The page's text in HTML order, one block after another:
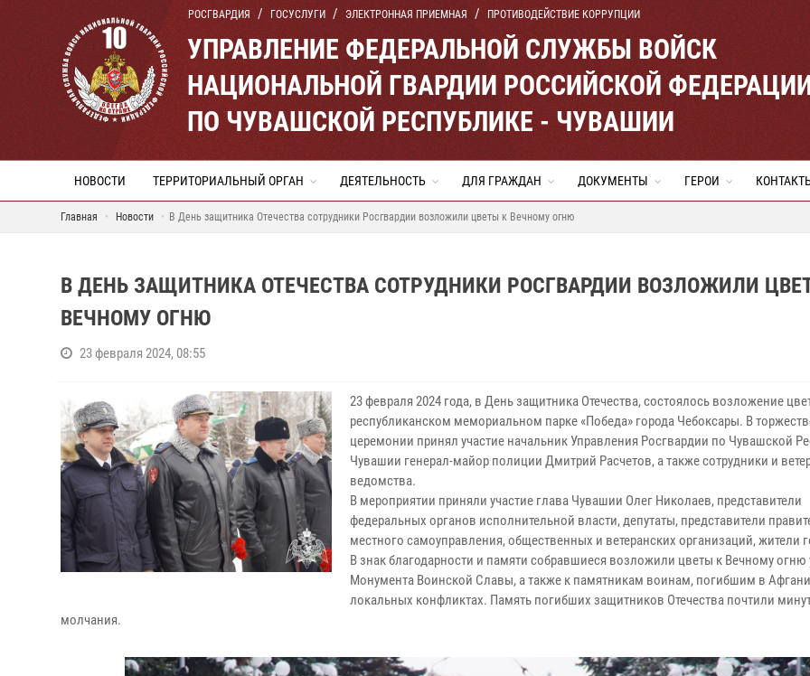
РОСГВАРДИЯ ГОСУСЛУГИ ЭЛЕКТРОННАЯ ПРИЕМНАЯ ПРОТИВОДЕЙСТВИЕ КОРРУПЦИИ
УПРАВЛЕНИЕ ФЕДЕРАЛЬНОЙ СЛУЖБЫ ВОЙСК
НАЦИОНАЛЬНОЙ ГВАРДИИ РОССИЙСКОЙ
ПО ЧУВАШСКОЙ РЕСПУБЛИКЕ - ЧУВАШИИ
НОВОСТИ ТЕРРИТОРИАЛЬНЫЙ ОРГАН ДЕЯТЕЛЬНОСТЬ ДЛЯ ГРАЖДАН ДОКУМЕНТЫ ГЕРОИ
Главная Новости В День защитника Отечества сотрудники Росгвардии возложили цветы к Вечному огню
В ДЕНЬ ЗАЩИТНИКА ОТЕЧЕСТВА СОТРУДНИКИ РОСГВАРДИИ ВОЗЛОЖИЛИ
ВЕЧНОМУ ОГНЮ
23 февраля 2024, 08:55
23 февраля 2024 года, в День защитника Отечества, состоялось возложение
республиканском мемориальном парке «Победа» города Чебоксары. В
церемонии принял участие начальник Управления Росгвардии по Чувашской
Чувашии генерал-майор полиции Дмитрий Расчетов, а также сотрудники и
ведомства.
В мероприятии приняли участие глава Чувашии Олег Николаев, представители
федеральных органов исполнительной власти, депутаты, представители
местного самоуправления, общественных и ветеранских организаций, жители
В знак благодарности и памяти собравшиеся возложили цветы к Вечному огню
Монумента Воинской Славы, а также к памятникам воинам, погибшим в
локальных конфликтах. Память погибших защитников Отечества почтили
молчания.